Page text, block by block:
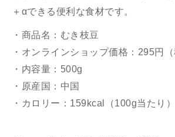
＋αできる便利な食材です。
・商品名：むき枝豆
・オンラインショップ価格：295円（
・内容量：500g
・原産国：中国
・カロリー：159kcal（100g当たり）